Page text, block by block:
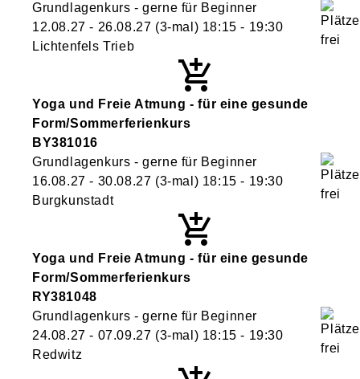
Grundlagenkurs - gerne für Beginner
12.08.27 - 26.08.27 (3-mal) 18:15 - 19:30
Lichtenfels Trieb
Yoga und Freie Atmung - für eine gesunde
Form/Sommerferienkurs
BY381016
Grundlagenkurs - gerne für Beginner
16.08.27 - 30.08.27 (3-mal) 18:15 - 19:30
Burgkunstadt
Yoga und Freie Atmung - für eine gesunde
Form/Sommerferienkurs
RY381048
Grundlagenkurs - gerne für Beginner
24.08.27 - 07.09.27 (3-mal) 18:15 - 19:30
Redwitz